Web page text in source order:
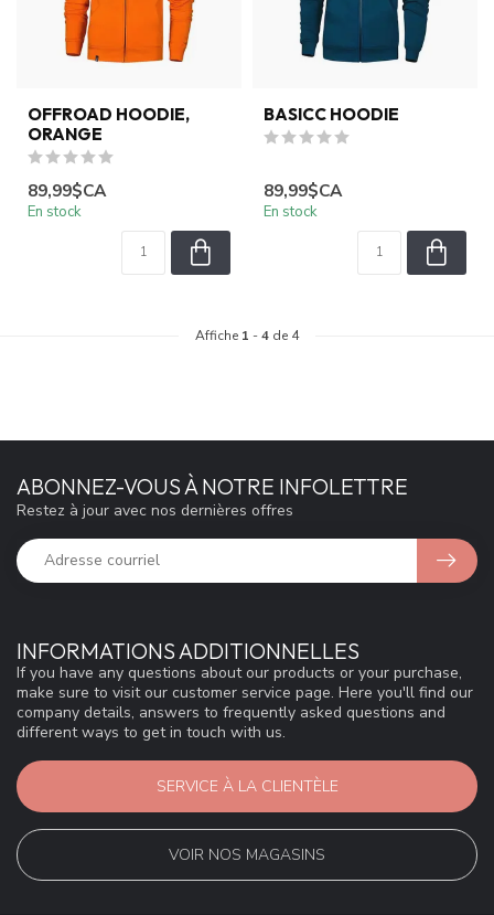
OFFROAD HOODIE,
ORANGE
89,99$CA
En stock
BASICC HOODIE
89,99$CA
En stock
Affiche 1 -4 de 4
INFORMATIONS ADDITIONNELLES
If you have any questions about our products or your purchase,
make sure to visit our customer service page. Here you'll find our
company details, answers to frequently asked questions and
different ways to get in touch with us.
SERVICE À LA CLIENTÈLE
VOIR NOS MAGASINS
ABONNEZ-VOUS À NOTRE INFOLETTRE
Restez à jour avec nos dernières offres